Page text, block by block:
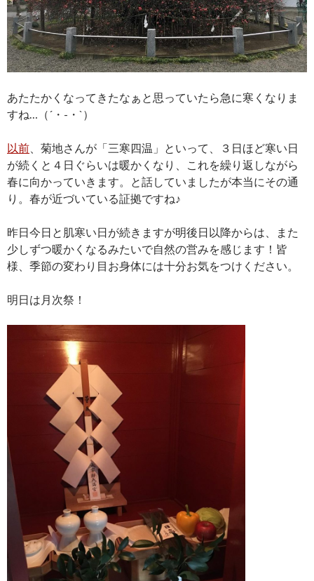
あたたかくなってきたなぁと思っていたら急に寒くなりま
すね…（´・-・`）
以前 、菊地さんが「三寒四温」といって、３日ほど寒い日
が続くと４日ぐらいは暖かくなり、これを繰り返しながら
春に向かっていきます。と話していましたが本当にその通
り。春が近づいている証拠ですね♪
昨日今日と肌寒い日が続きますが明後日以降からは、また
少しずつ暖かくなるみたいで自然の営みを感じます！皆
様、季節の変わり目お身体には十分お気をつけください。
明日は月次祭！